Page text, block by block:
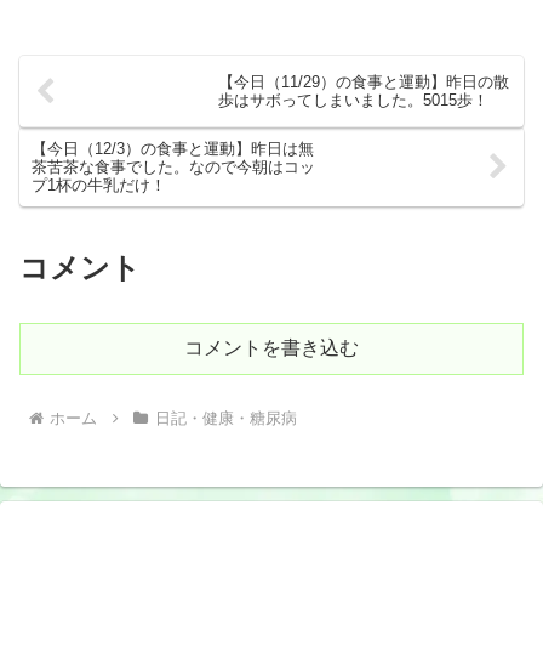
【今日（11/29）の食事と運動】昨日の散
歩はサボってしまいました。5015歩！
【今日（12/3）の食事と運動】昨日は無
茶苦茶な食事でした。なので今朝はコッ
プ1杯の牛乳だけ！
コメント
コメントを書き込む
ホーム 日記・健康・糖尿病